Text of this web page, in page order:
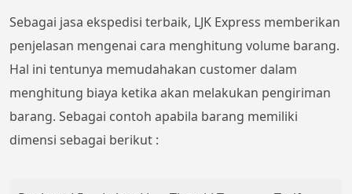
Sebagai jasa ekspedisi terbaik, LJK Express memberikan
penjelasan mengenai cara menghitung volume barang.
Hal ini tentunya memudahakan customer dalam
menghitung biaya ketika akan melakukan pengiriman
barang. Sebagai contoh apabila barang memiliki
dimensi sebagai berikut :